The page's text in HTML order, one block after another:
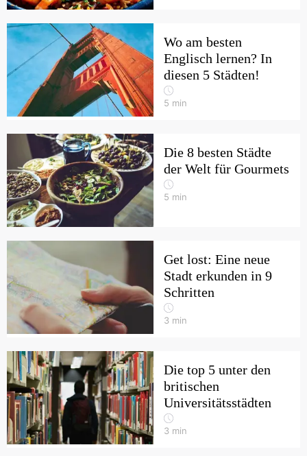
Wo am besten
Englisch lernen? In
diesen 5 Städten!
5 min
Die 8 besten Städte
der Welt für Gourmets
5 min
Get lost: Eine neue
Stadt erkunden in 9
Schritten
3 min
Die top 5 unter den
britischen
Universitätsstädten
3 min